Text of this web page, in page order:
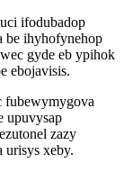
ifodubadop
be ihyhofynehop
gyde eb ypihok
ebojavisis.
fubewymygova
upuvysap
zazy
urisys xeby.